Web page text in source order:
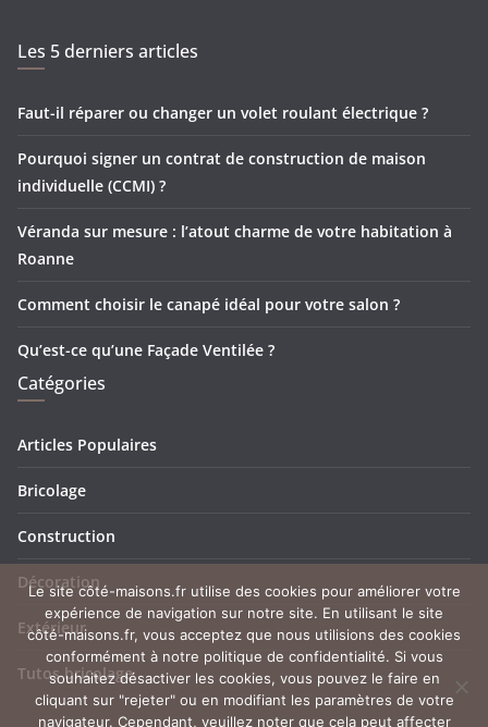
Les 5 derniers articles
Faut-il réparer ou changer un volet roulant électrique ?
Pourquoi signer un contrat de construction de maison
individuelle (CCMI) ?
Véranda sur mesure : l’atout charme de votre habitation à
Roanne
Comment choisir le canapé idéal pour votre salon ?
Qu’est-ce qu’une Façade Ventilée ?
Catégories
Articles Populaires
Bricolage
Construction
Décoration
Extérieur
Tutos bricolage
Le site côté-maisons.fr utilise des cookies pour améliorer votre
expérience de navigation sur notre site. En utilisant le site
côté-maisons.fr, vous acceptez que nous utilisions des cookies
conformément à notre politique de confidentialité. Si vous
souhaitez désactiver les cookies, vous pouvez le faire en
cliquant sur "rejeter" ou en modifiant les paramètres de votre
navigateur. Cependant, veuillez noter que cela peut affecter